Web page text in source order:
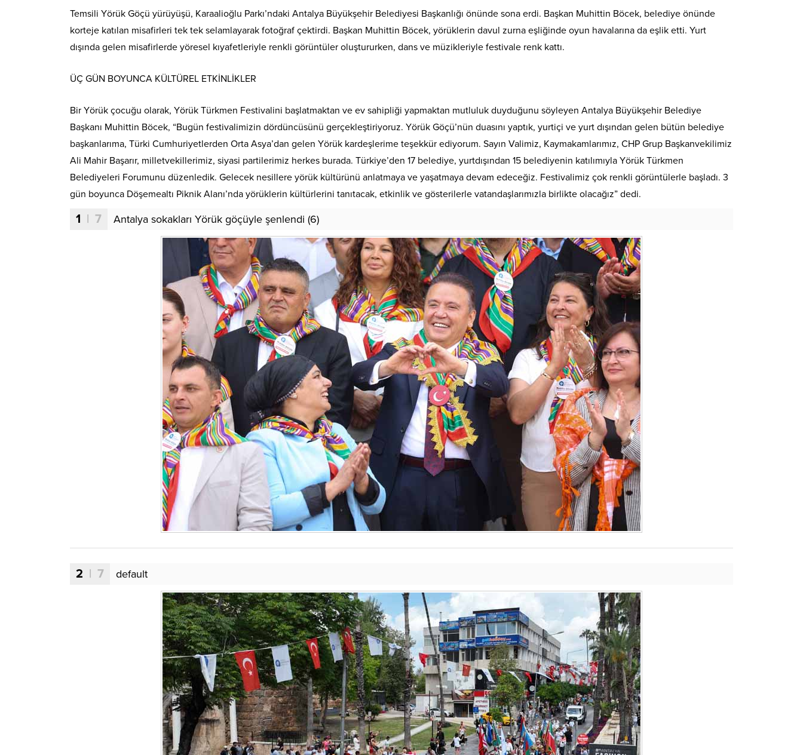
Temsili Yörük Göçü yürüyüşü, Karaalioğlu Parkı’ndaki Antalya Büyükşehir Belediyesi Başkanlığı önünde sona erdi. Başkan Muhittin Böcek, belediye önünde
korteje katılan misafirleri tek tek selamlayarak fotoğraf çektirdi. Başkan Muhittin Böcek, yörüklerin davul zurna eşliğinde oyun havalarına da eşlik etti. Yurt
dışında gelen misafirlerde yöresel kıyafetleriyle renkli görüntüler oluştururken, dans ve müzikleriyle festivale renk kattı.
ÜÇ GÜN BOYUNCA KÜLTÜREL ETKİNLİKLER
Bir Yörük çocuğu olarak, Yörük Türkmen Festivalini başlatmaktan ve ev sahipliği yapmaktan mutluluk duyduğunu söyleyen Antalya Büyükşehir Belediye
Başkanı Muhittin Böcek, “Bugün festivalimizin dördüncüsünü gerçekleştiriyoruz. Yörük Göçü’nün duasını yaptık, yurtiçi ve yurt dışından gelen bütün belediye
başkanlarıma, Türki Cumhuriyetlerden Orta Asya’dan gelen Yörük kardeşlerime teşekkür ediyorum. Sayın Valimiz, Kaymakamlarımız, CHP Grup Başkanvekilimiz
Ali Mahir Başarır, milletvekillerimiz, siyasi partilerimiz herkes burada. Türkiye’den 17 belediye, yurtdışından 15 belediyenin katılımıyla Yörük Türkmen
Belediyeleri Forumunu düzenledik. Gelecek nesillere yörük kültürünü anlatmaya ve yaşatmaya devam edeceğiz. Festivalimiz çok renkli görüntülerle başladı. 3
gün boyunca Döşemealtı Piknik Alanı’nda yörüklerin kültürlerini tanıtacak, etkinlik ve gösterilerle vatandaşlarımızla birlikte olacağız” dedi.
1 | 7 Antalya sokakları Yörük göçüyle şenlendi (6)
2 | 7 default